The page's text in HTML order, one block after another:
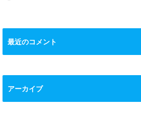
最近のコメント
アーカイブ